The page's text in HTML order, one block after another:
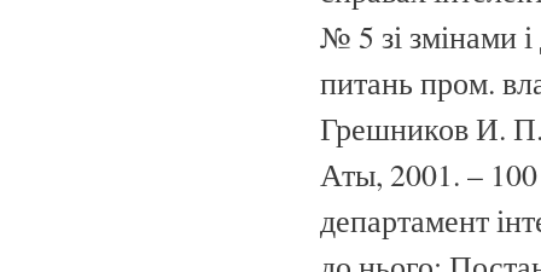
№ 5 зі змінами
питань пром.
Грешников И.
Аты, 2001. –
департамент